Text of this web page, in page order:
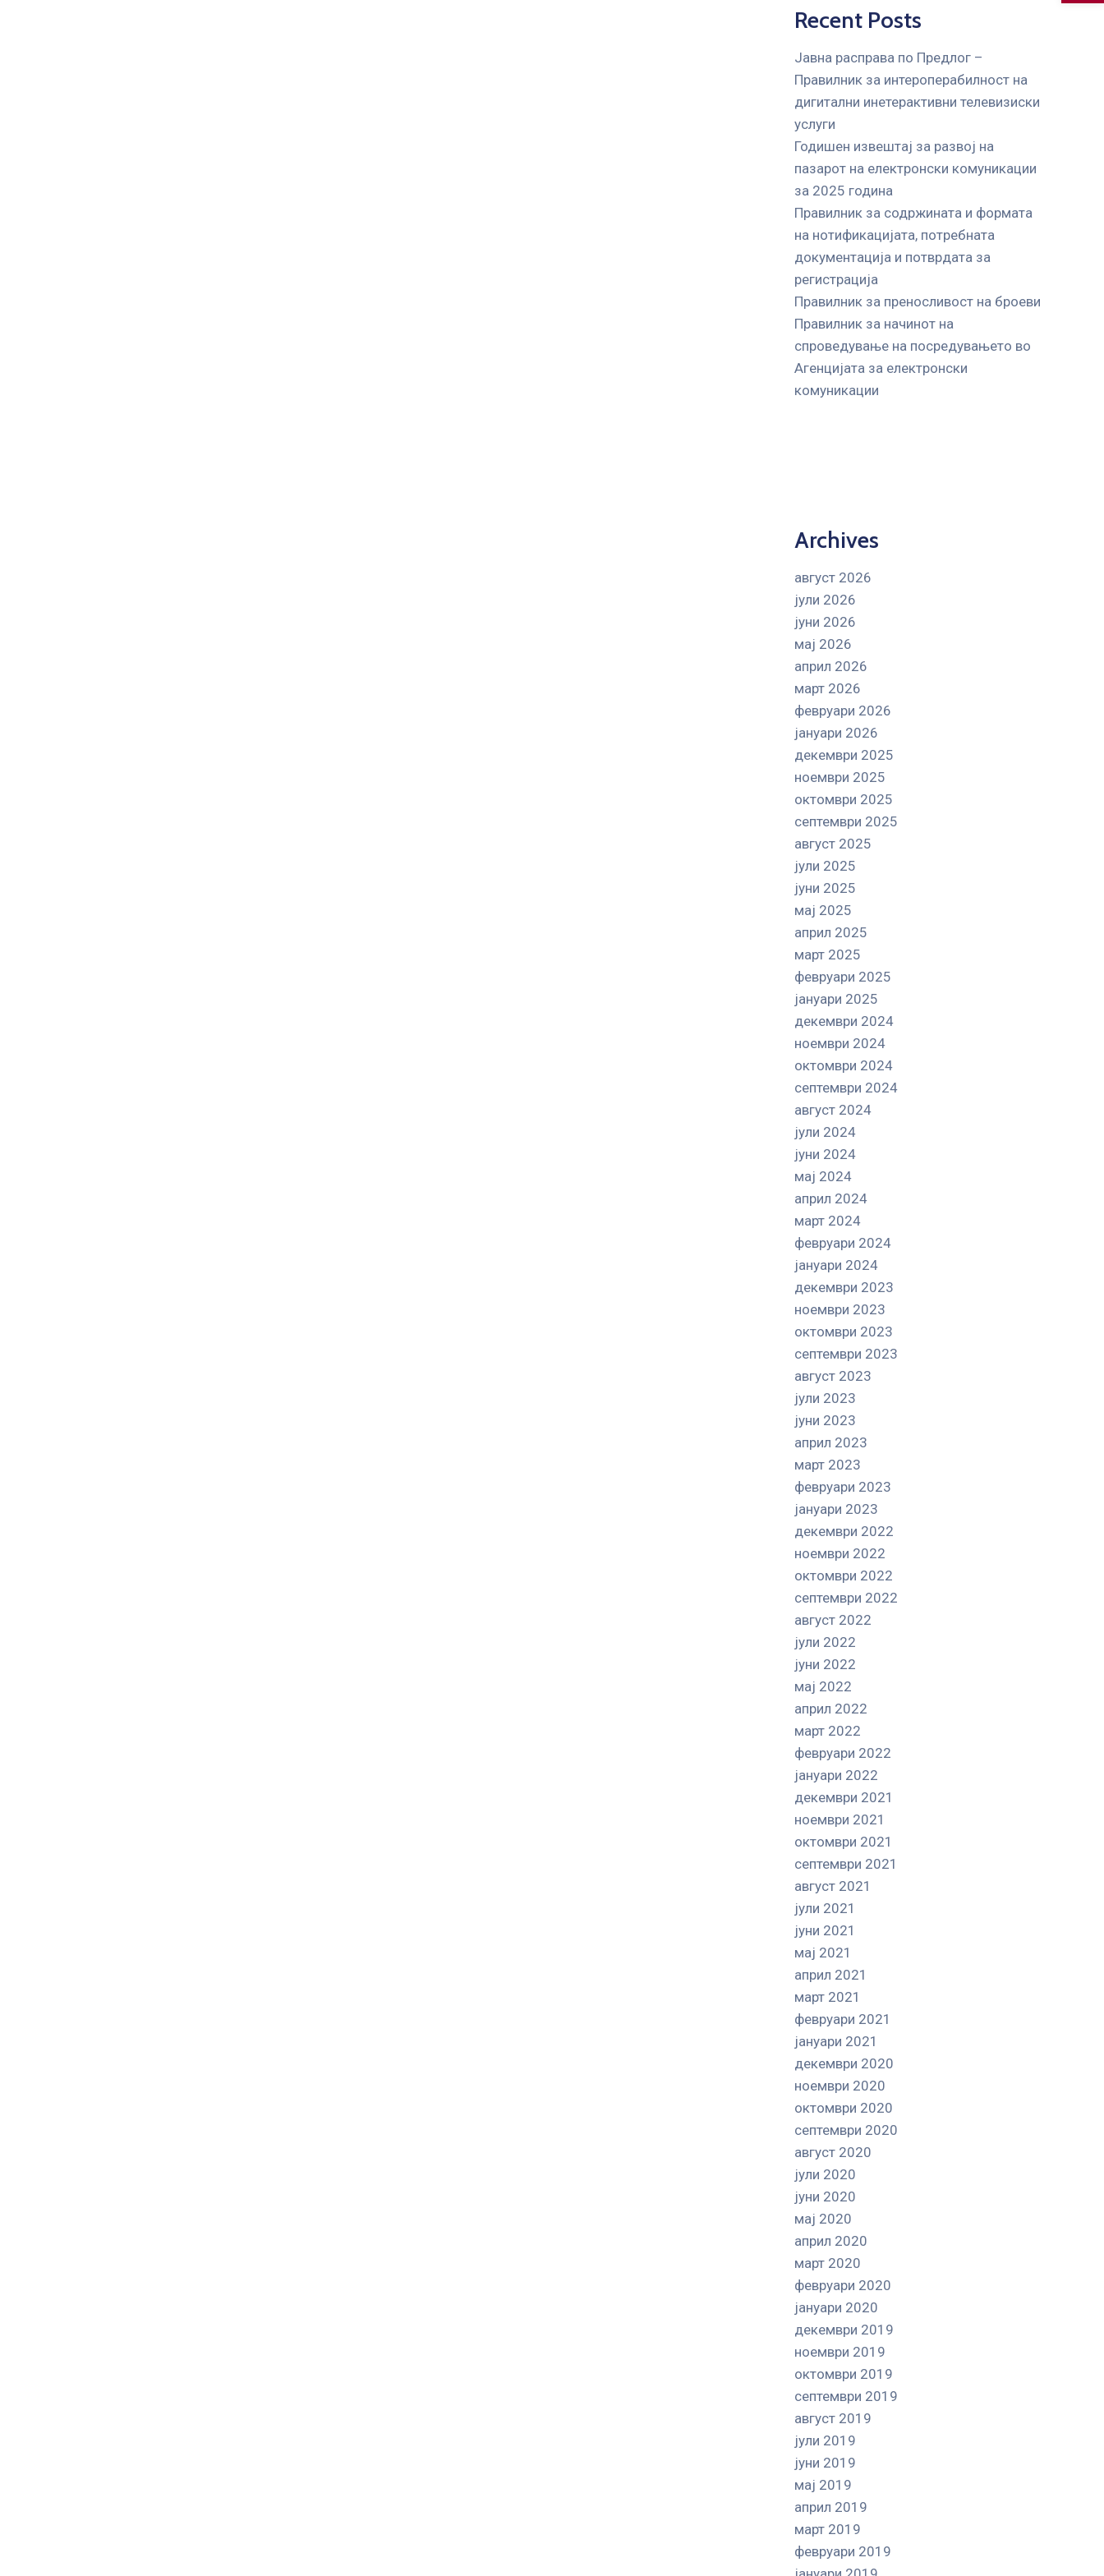
Recent Posts
Јавна расправа по Предлог –
Правилник за интероперабилност на
дигитални инетерактивни телевизиски
услуги
Годишен извештај за развој на
пазарот на електронски комуникации
за 2025 година
Правилник за содржината и формата
на нотификацијата, потребната
документација и потврдата за
регистрација
Правилник за преносливост на броеви
Правилник за начинот на
спроведување на посредувањето во
Агенцијата за електронски
комуникации
Archives
август 2026
јули 2026
јуни 2026
мај 2026
април 2026
март 2026
февруари 2026
јануари 2026
декември 2025
ноември 2025
октомври 2025
септември 2025
август 2025
јули 2025
јуни 2025
мај 2025
април 2025
март 2025
февруари 2025
јануари 2025
декември 2024
ноември 2024
октомври 2024
септември 2024
август 2024
јули 2024
јуни 2024
мај 2024
април 2024
март 2024
февруари 2024
јануари 2024
декември 2023
ноември 2023
октомври 2023
септември 2023
август 2023
јули 2023
јуни 2023
април 2023
март 2023
февруари 2023
јануари 2023
декември 2022
ноември 2022
октомври 2022
септември 2022
август 2022
јули 2022
јуни 2022
мај 2022
април 2022
март 2022
февруари 2022
јануари 2022
декември 2021
ноември 2021
октомври 2021
септември 2021
август 2021
јули 2021
јуни 2021
мај 2021
април 2021
март 2021
февруари 2021
јануари 2021
декември 2020
ноември 2020
октомври 2020
септември 2020
август 2020
јули 2020
јуни 2020
мај 2020
април 2020
март 2020
февруари 2020
јануари 2020
декември 2019
ноември 2019
октомври 2019
септември 2019
август 2019
јули 2019
јуни 2019
мај 2019
април 2019
март 2019
февруари 2019